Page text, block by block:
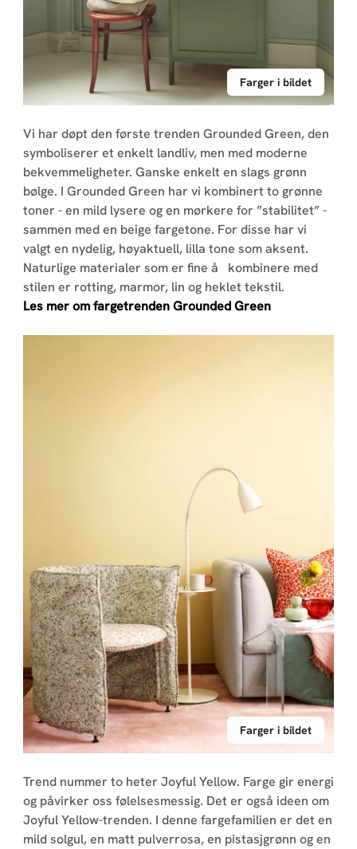
Farger i bildet
Vi har døpt den første trenden Grounded Green, den
symboliserer et enkelt landliv, men med moderne
bekvemmeligheter. Ganske enkelt en slags grønn
bølge. I Grounded Green har vi kombinert to grønne
toner - en mild lysere og en mørkere for ”stabilitet” -
sammen med en beige fargetone. For disse har vi
valgt en nydelig, høyaktuell, lilla tone som aksent.
Naturlige materialer som er fine å kombinere med
stilen er rotting, marmor, lin og heklet tekstil.
Les mer om fargetrenden Grounded Green
Farger i bildet
Trend nummer to heter Joyful Yellow. Farge gir energi
og påvirker oss følelsesmessig. Det er også ideen om
Joyful Yellow-trenden. I denne fargefamilien er det en
mild solgul, en matt pulverrosa, en pistasjgrønn og en